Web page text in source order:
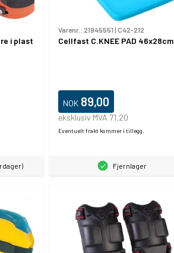
i plast
Varenr.: 21945551 | C42-212
Cellfast C.KNEE PAD 46x28cm
NOK 89,00
eksklusiv MVA 71,20
Eventuelt frakt kommer i tillegg.
Fjernlager